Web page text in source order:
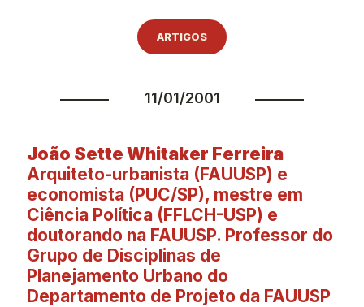
ARTIGOS
11/01/2001
João Sette Whitaker Ferreira
Arquiteto-urbanista (FAUUSP) e
economista (PUC/SP), mestre em
Ciência Política (FFLCH-USP) e
doutorando na FAUUSP. Professor do
Grupo de Disciplinas de
Planejamento Urbano do
Departamento de Projeto da FAUUSP